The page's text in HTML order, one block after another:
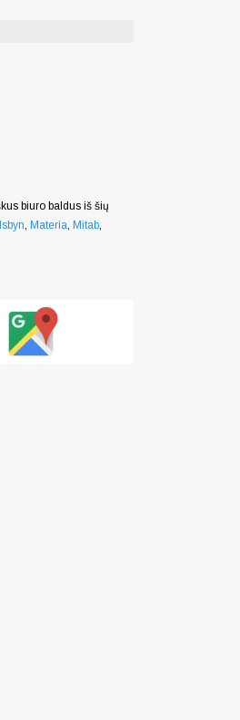
biuro baldus iš šių
, Materia, Mitab,